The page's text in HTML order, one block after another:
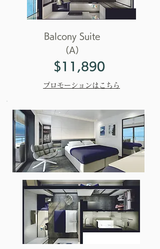
Balcony Suite
（A）
$11,890
プロモーションはこちら